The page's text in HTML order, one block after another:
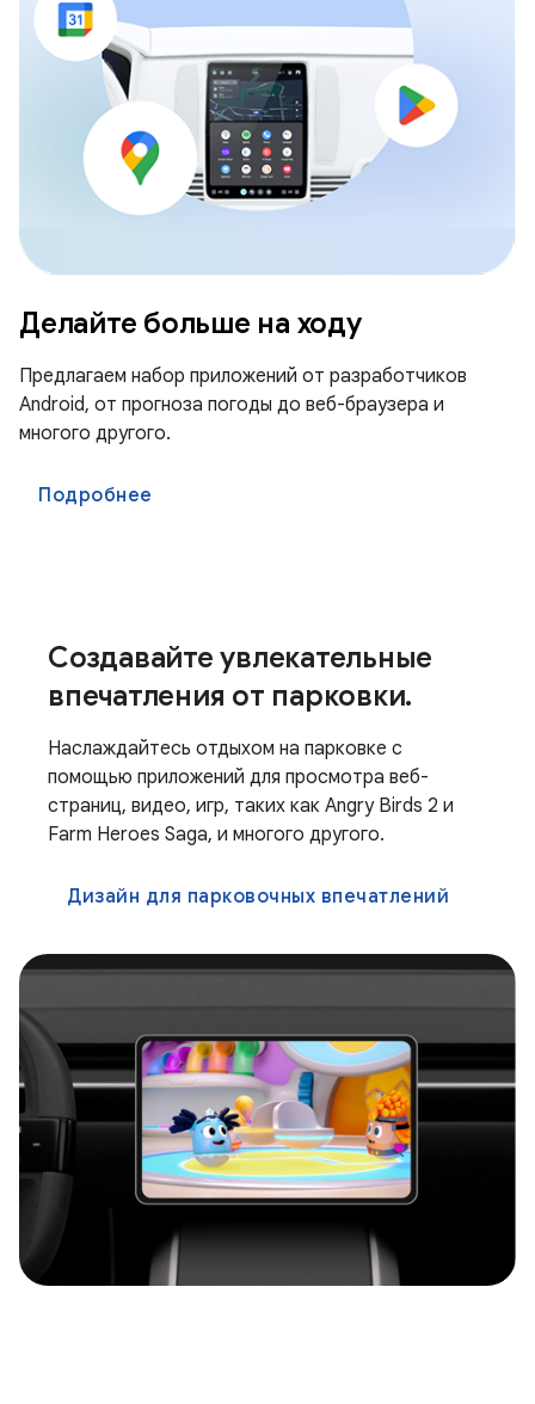
Делайте больше на ходу
Предлагаем набор приложений от разработчиков
Android, от прогноза погоды до веб-браузера и
многого другого.
Подробнее
Создавайте увлекательные
впечатления от парковки.
Наслаждайтесь отдыхом на парковке с
помощью приложений для просмотра веб-
страниц, видео, игр, таких как Angry Birds 2 и
Farm Heroes Saga, и многого другого.
Дизайн для парковочных впечатлений